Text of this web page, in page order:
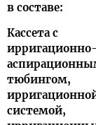
в составе:
Кассета с
ирригационно-
тюбингом,
системой,